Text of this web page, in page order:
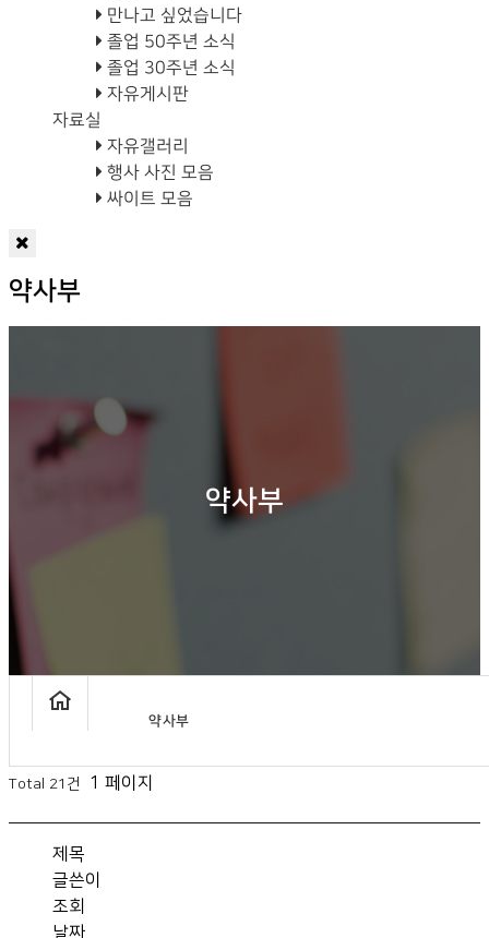
만나고 싶었습니다
졸업 50주년 소식
졸업 30주년 소식
자유게시판
자료실
자유갤러리
행사 사진 모음
싸이트 모음
약사부
약사부
약사부
Total 21건 1 페이지
제목
글쓴이
조회
날짜